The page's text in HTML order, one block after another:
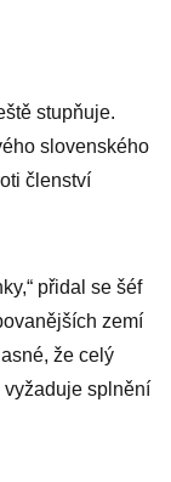
stupňuje.
slovenského
členství
přidal se šéf
zemí
že celý
splnění